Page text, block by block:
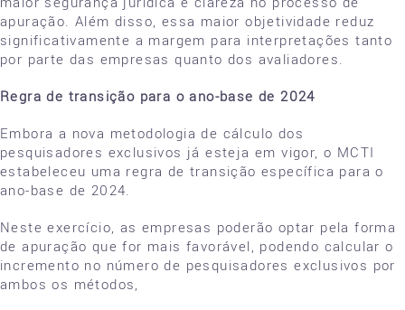
apuração. Além disso, essa maior objetividade reduz
significativamente a margem para interpretações tanto
por parte das empresas quanto dos avaliadores.
Regra de transição para o ano-base de 2024
Embora a nova metodologia de cálculo dos
pesquisadores exclusivos já esteja em vigor, o MCTI
estabeleceu uma regra de transição específica para o
ano-base de 2024.
Neste exercício, as empresas poderão optar pela forma
de apuração que for mais favorável, podendo calcular o
incremento no número de pesquisadores exclusivos por
ambos os métodos,